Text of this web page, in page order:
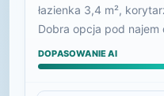
łazienka 3,4 m²,
Dobra opcja pod najem
DOPASOWANIE AI